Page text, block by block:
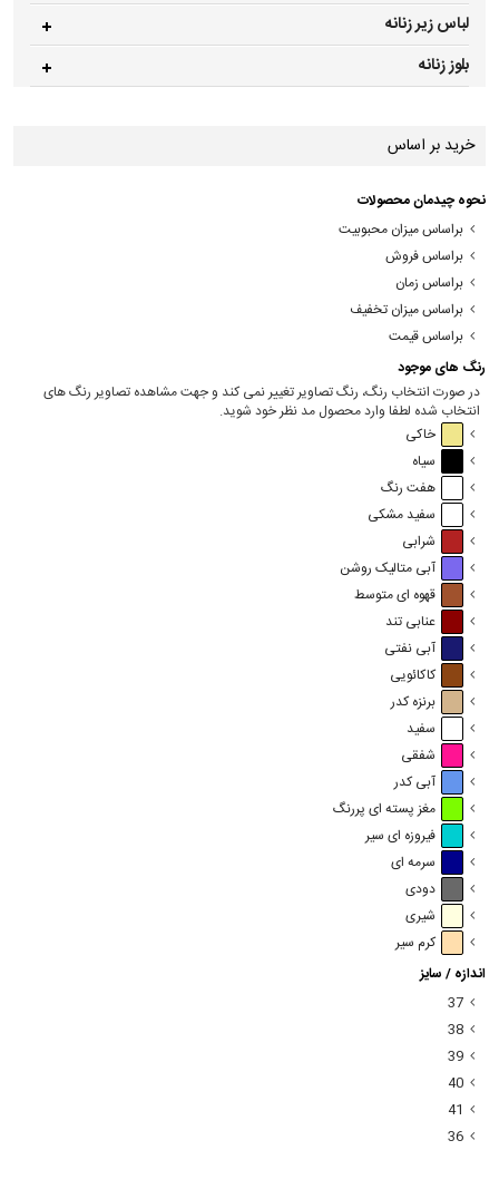
لباس زیر زنانه
بلوز زنانه
خرید بر اساس
نحوه چیدمان محصولات
براساس میزان محبوبیت
براساس فروش
براساس زمان
براساس میزان تخفیف
براساس قیمت
رنگ های موجود
در صورت انتخاب رنگ، رنگ تصاویر تغییر نمی کند و جهت مشاهده تصاویر رنگ های
انتخاب شده لطفا وارد محصول مد نظر خود شوید.
خاکی
سیاه
هفت رنگ
سفید مشکی
شرابی
آبی متالیک روشن
قهوه ای متوسط
عنابی تند
آبی نفتی
کاکائویی
برنزه کدر
سفید
شفقی
آبی کدر
مغز پسته ای پررنگ
فیروزه ای سیر
سرمه ای
دودی
شیری
کرم سیر
اندازه / سایز
37
38
39
40
41
36